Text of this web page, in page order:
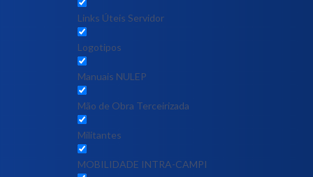
Links Úteis Servidor
Logotipos
Manuais NULEP
Mão de Obra Terceirizada
Militantes
MOBILIDADE INTRA-CAMPI